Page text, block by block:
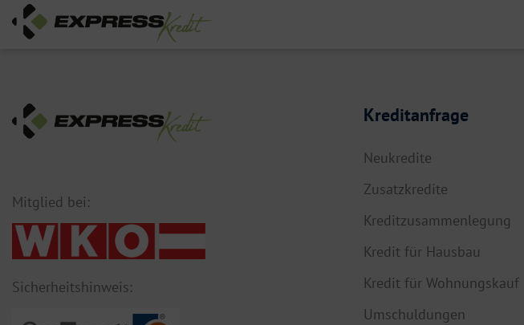
Mitglied bei:
Sicherheitshinweis:
Kreditanfrage
Neukredite
Zusatzkredite
Kreditzusammenlegung
Kredit für Hausbau
Kredit für Wohnungskauf
Umschuldungen